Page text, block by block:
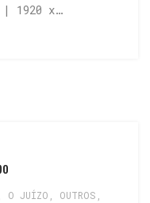
| 1920 x…
O JUÍZO OUTROS